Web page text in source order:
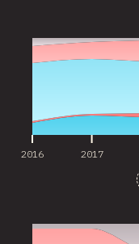
2016 2017